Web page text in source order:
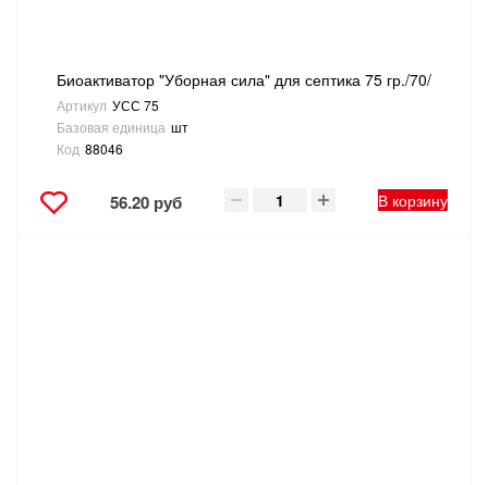
Биоактиватор "Уборная сила" для септика 75 гр./70/
Артикул УСС 75
Базовая единица шт
Код 88046
56.20 руб В корзину